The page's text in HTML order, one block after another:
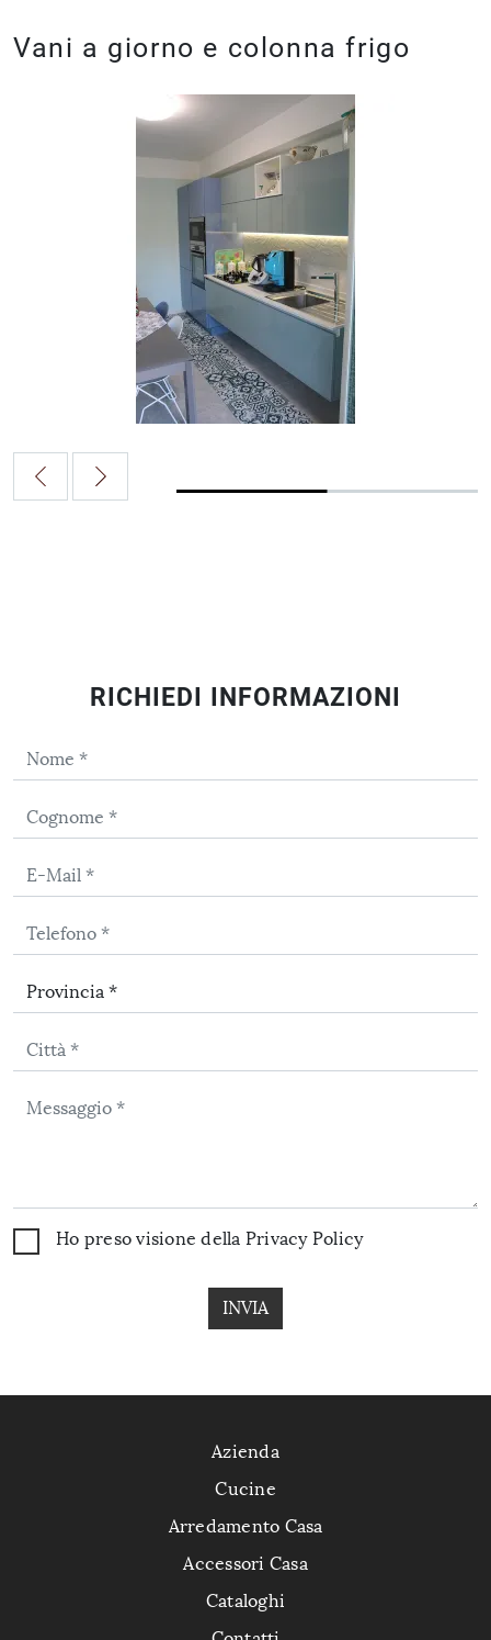
Vani a giorno e colonna frigo
RICHIEDI INFORMAZIONI
Ho preso visione della Privacy Policy
INVIA
Azienda
Cucine
Arredamento Casa
Accessori Casa
Cataloghi